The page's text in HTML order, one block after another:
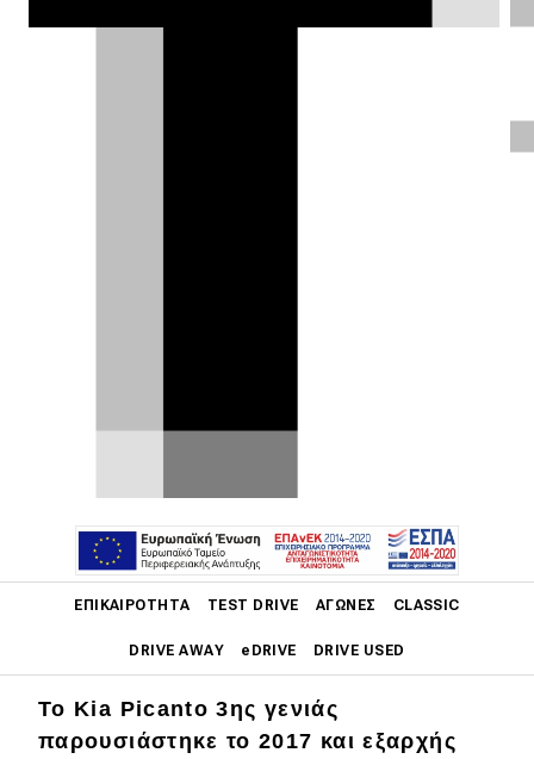
ΕΠΙΚΑΙΡΌΤΗΤΑ TEST DRIVE ΑΓΏΝΕΣ CLASSIC
DRIVE AWAY eDRIVE DRIVE USED
Main navigation
Επικαιρότητα
αυτόματο κιβώτιο, το οποίο και
δοκιμάζουμε.
Το Kia Picanto 3ης γενιάς
παρουσιάστηκε το 2017 και εξαρχής